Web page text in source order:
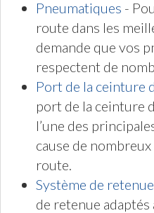
Pneumatiques -
route dans les
demande que vos
respectent de
Port de la ceinture
port de la ceinture
l’une des
cause de
route.
Système de
de retenue